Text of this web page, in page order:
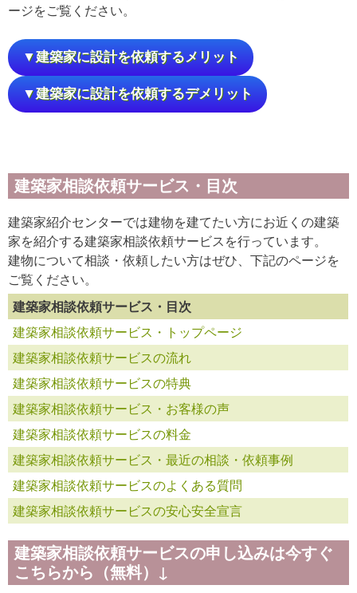
ージをご覧ください。
▼建築家に設計を依頼するメリット
▼建築家に設計を依頼するデメリット
建築家相談依頼サービス・目次
建築家紹介センターでは建物を建てたい方にお近くの建築
家を紹介する建築家相談依頼サービスを行っています。
建物について相談・依頼したい方はぜひ、下記のページを
ご覧ください。
建築家相談依頼サービス・目次
建築家相談依頼サービス・トップページ
建築家相談依頼サービスの流れ
建築家相談依頼サービスの特典
建築家相談依頼サービス・お客様の声
建築家相談依頼サービスの料金
建築家相談依頼サービス・最近の相談・依頼事例
建築家相談依頼サービスのよくある質問
建築家相談依頼サービスの安心安全宣言
建築家相談依頼サービスの申し込みは今すぐ
こちらから（無料）↓